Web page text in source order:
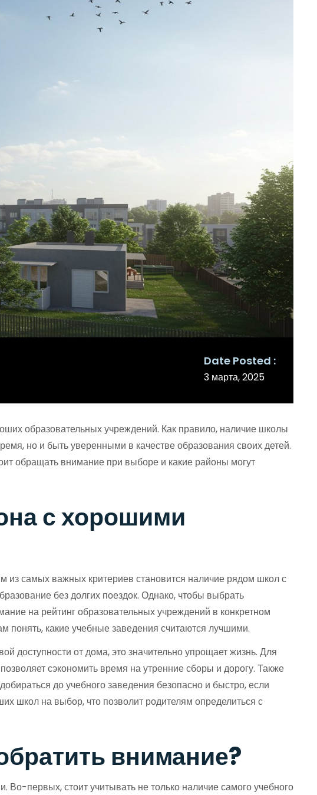
Date Posted
3 марта, 2025
образовательных учреждений. Как правило, наличие школы
но и быть уверенными в качестве образования своих детей.
обращать внимание при выборе и какие районы могут
с хорошими
из самых важных критериев становится наличие рядом школ с
без долгих поездок. Однако, чтобы выбрать
на рейтинг образовательных учреждений в конкретном
понять, какие учебные заведения считаются лучшими.
от дома, это значительно упрощает жизнь. Для
сэкономить время на утренние сборы и дорогу. Также
до учебного заведения безопасно и быстро, если
школ на выбор, что позволит родителям определиться с
внимание?
первых, стоит учитывать не только наличие самого учебного